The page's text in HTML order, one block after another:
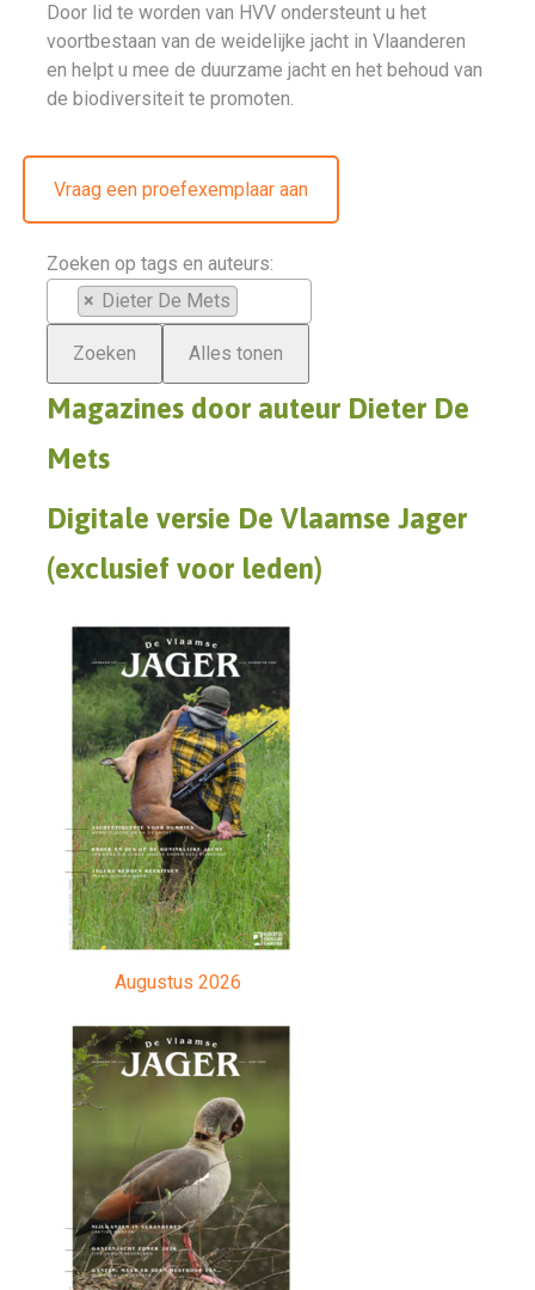
Door lid te worden van HVV ondersteunt u het
voortbestaan van de weidelijke jacht in Vlaanderen
en helpt u mee de duurzame jacht en het behoud van
de biodiversiteit te promoten.
Vraag een proefexemplaar aan
Zoeken op tags en auteurs:
× Dieter De Mets
Magazines door auteur Dieter De
Mets
Digitale versie De Vlaamse Jager
(exclusief voor leden)
Augustus 2026